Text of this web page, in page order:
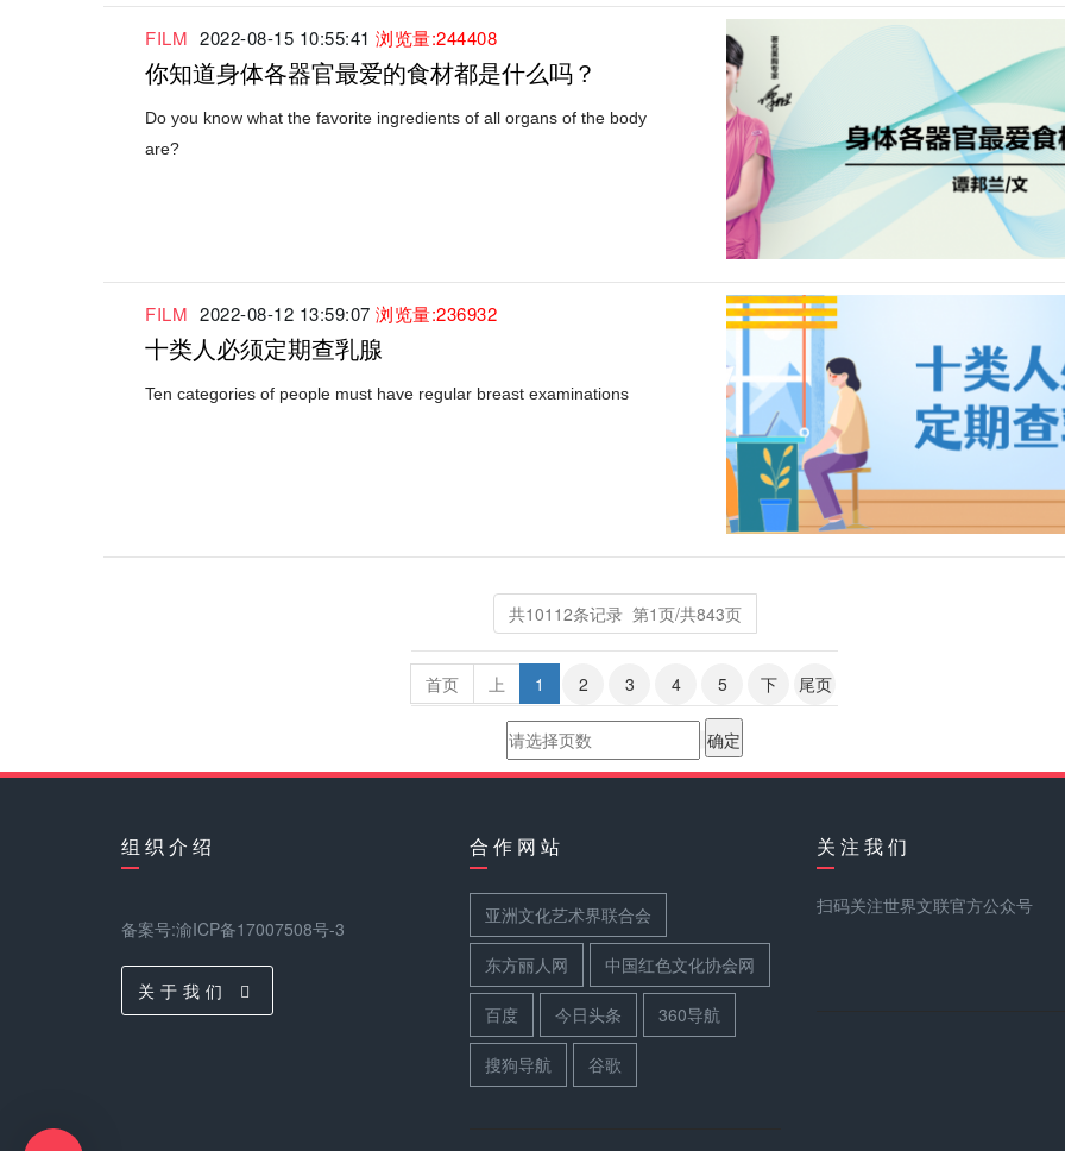
FILM 2022-08-15 10:55:41 浏览量:244408
你知道身体各器官最爱的食材都是什么吗？
Do you know what the favorite ingredients of all organs of the body
are?
FILM 2022-08-12 13:59:07 浏览量:236932
十类人必须定期查乳腺
Ten categories of people must have regular breast examinations
共10112条记录 第1页/共843页
首页 上 1 2 3 4 5 下 尾页
组 织 介 绍
备案号:渝ICP备17007508号-3
关 于 我 们
合 作 网 站
亚洲文化艺术界联合会
东方丽人网 中国红色文化协会网
百度 今日头条 360导航
搜狗导航 谷歌
关 注 我 们
扫码关注世界文联官方公众号